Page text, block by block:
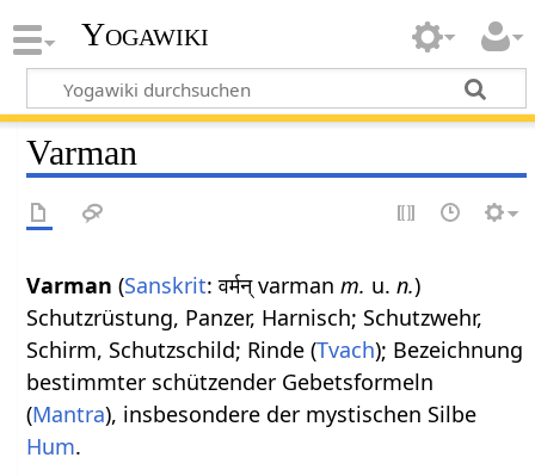
Yogawiki
Varman
Varman (Sanskrit: वर्मन् varmanm. u.n.)
Schutzrüstung, Panzer, Harnisch; Schutzwehr,
Schirm, Schutzschild; Rinde (Tvach); Bezeichnung
bestimmter schützender Gebetsformeln
(Mantra), insbesondere der mystischen Silbe
Hum.